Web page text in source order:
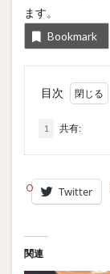
ます。
Bookmark
目次
1 共有:
Twitter
関連